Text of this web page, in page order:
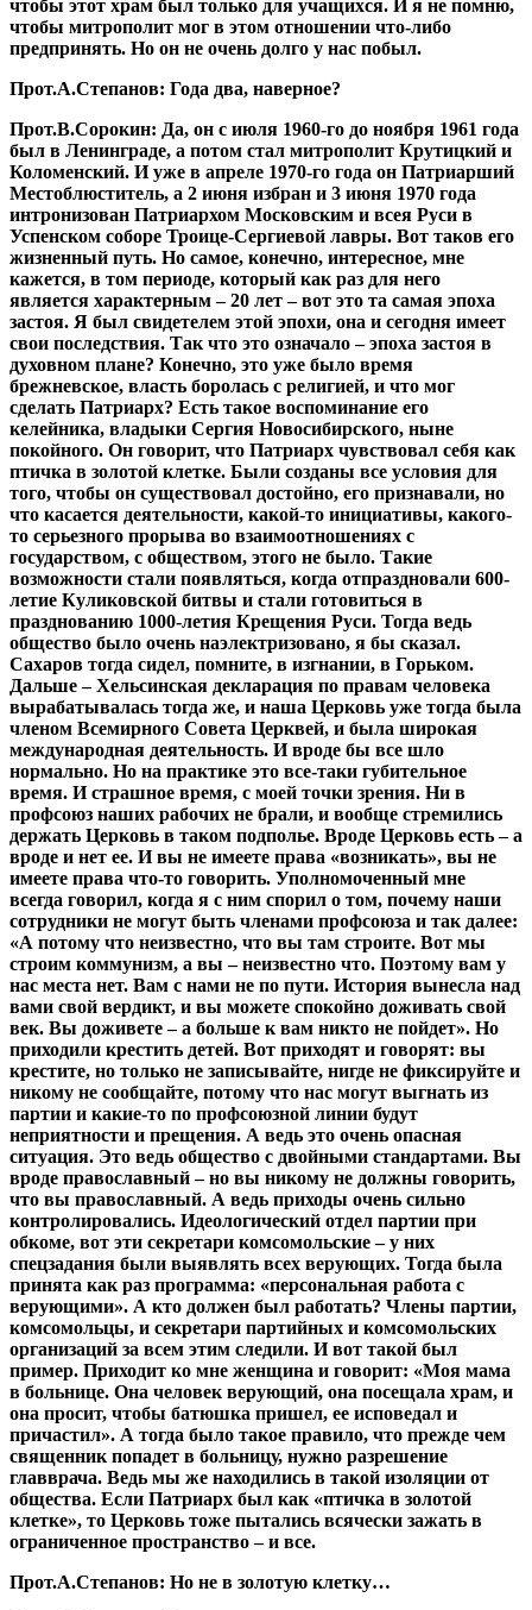
чтобы этот храм был только для учащихся. И я не помню,
чтобы митрополит мог в этом отношении что-либо
предпринять. Но он не очень долго у нас побыл.
Прот.А.Степанов: Года два, наверное?
Прот.В.Сорокин: Да, он с июля 1960-го до ноября 1961 года
был в Ленинграде, а потом стал митрополит Крутицкий и
Коломенский. И уже в апреле 1970-го года он Патриарший
Местоблюститель, а 2 июня избран и 3 июня 1970 года
интронизован Патриархом Московским и всея Руси в
Успенском соборе Троице-Сергиевой лавры. Вот таков его
жизненный путь. Но самое, конечно, интересное, мне
кажется, в том периоде, который как раз для него
является характерным – 20 лет – вот это та самая эпоха
застоя. Я был свидетелем этой эпохи, она и сегодня имеет
свои последствия. Так что это означало – эпоха застоя в
духовном плане? Конечно, это уже было время
брежневское, власть боролась с религией, и что мог
сделать Патриарх? Есть такое воспоминание его
келейника, владыки Сергия Новосибирского, ныне
покойного. Он говорит, что Патриарх чувствовал себя как
птичка в золотой клетке. Были созданы все условия для
того, чтобы он существовал достойно, его признавали, но
что касается деятельности, какой-то инициативы, какого-
то серьезного прорыва во взаимоотношениях с
государством, с обществом, этого не было. Такие
возможности стали появляться, когда отпраздновали 600-
летие Куликовской битвы и стали готовиться в
празднованию 1000-летия Крещения Руси. Тогда ведь
общество было очень наэлектризовано, я бы сказал.
Сахаров тогда сидел, помните, в изгнании, в Горьком.
Дальше – Хельсинская декларация по правам человека
вырабатывалась тогда же, и наша Церковь уже тогда была
членом Всемирного Совета Церквей, и была широкая
международная деятельность. И вроде бы все шло
нормально. Но на практике это все-таки губительное
время. И страшное время, с моей точки зрения. Ни в
профсоюз наших рабочих не брали, и вообще стремились
держать Церковь в таком подполье. Вроде Церковь есть – а
вроде и нет ее. И вы не имеете права «возникать», вы не
имеете права что-то говорить. Уполномоченный мне
всегда говорил, когда я с ним спорил о том, почему наши
сотрудники не могут быть членами профсоюза и так далее:
«А потому что неизвестно, что вы там строите. Вот мы
строим коммунизм, а вы – неизвестно что. Поэтому вам у
нас места нет. Вам с нами не по пути. История вынесла над
вами свой вердикт, и вы можете спокойно доживать свой
век. Вы доживете – а больше к вам никто не пойдет». Но
приходили крестить детей. Вот приходят и говорят: вы
крестите, но только не записывайте, нигде не фиксируйте и
никому не сообщайте, потому что нас могут выгнать из
партии и какие-то по профсоюзной линии будут
неприятности и прещения. А ведь это очень опасная
ситуация. Это ведь общество с двойными стандартами. Вы
вроде православный – но вы никому не должны говорить,
что вы православный. А ведь приходы очень сильно
контролировались. Идеологический отдел партии при
обкоме, вот эти секретари комсомольские – у них
спецзадания были выявлять всех верующих. Тогда была
принята как раз программа: «персональная работа с
верующими». А кто должен был работать? Члены партии,
комсомольцы, и секретари партийных и комсомольских
организаций за всем этим следили. И вот такой был
пример. Приходит ко мне женщина и говорит: «Моя мама
в больнице. Она человек верующий, она посещала храм, и
она просит, чтобы батюшка пришел, ее исповедал и
причастил». А тогда было такое правило, что прежде чем
священник попадет в больницу, нужно разрешение
главврача. Ведь мы же находились в такой изоляции от
общества. Если Патриарх был как «птичка в золотой
клетке», то Церковь тоже пытались всячески зажать в
ограниченное пространство – и все.
Прот.А.Степанов: Но не в золотую клетку…